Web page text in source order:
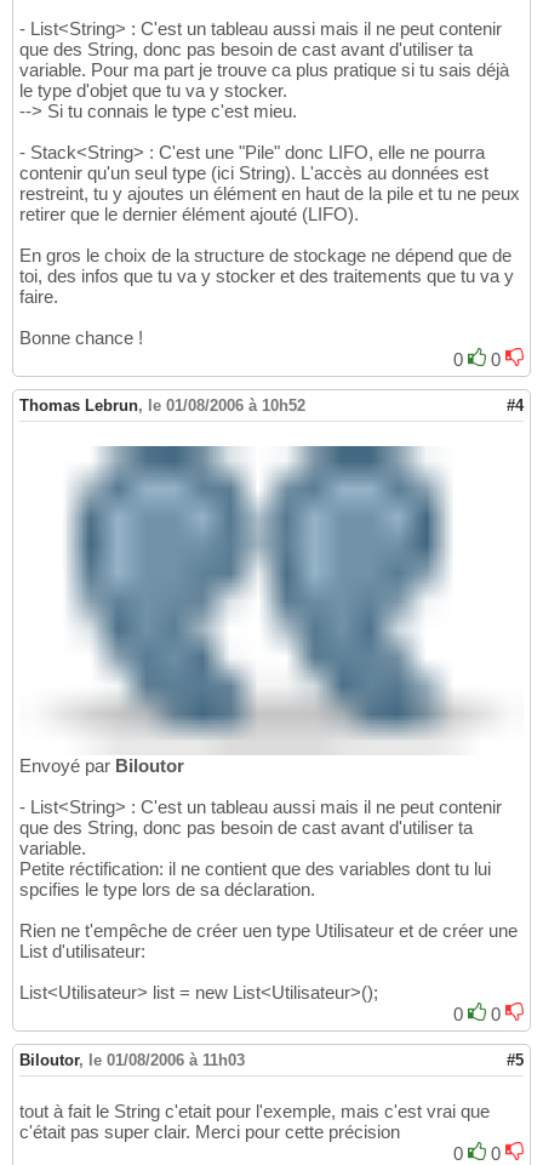
- List<String> : C'est un tableau aussi mais il ne peut contenir
que des String, donc pas besoin de cast avant d'utiliser ta
variable. Pour ma part je trouve ca plus pratique si tu sais déjà
le type d'objet que tu va y stocker.
--> Si tu connais le type c'est mieu.
- Stack<String> : C'est une "Pile" donc LIFO, elle ne pourra
contenir qu'un seul type (ici String). L'accès au données est
restreint, tu y ajoutes un élément en haut de la pile et tu ne peux
retirer que le dernier élément ajouté (LIFO).
En gros le choix de la structure de stockage ne dépend que de
toi, des infos que tu va y stocker et des traitements que tu va y
faire.
Bonne chance !
0
0
Thomas Lebrun, le 01/08/2006 à 10h52 #4
Envoyé par Biloutor
- List<String> : C'est un tableau aussi mais il ne peut contenir
que des String, donc pas besoin de cast avant d'utiliser ta
variable.
Petite réctification: il ne contient que des variables dont tu lui
spcifies le type lors de sa déclaration.
Rien ne t'empêche de créer uen type Utilisateur et de créer une
List d'utilisateur:
List<Utilisateur> list = new List<Utilisateur>();
0
0
Biloutor, le 01/08/2006 à 11h03 #5
tout à fait le String c'etait pour l'exemple, mais c'est vrai que
c'était pas super clair. Merci pour cette précision
0
0